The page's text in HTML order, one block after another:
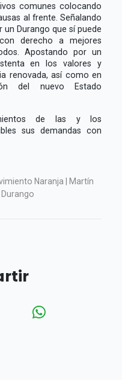
comunes colocando
al frente. Señalando
Durango que sí puede
derecho a mejores
Apostando por un
en los valores y
renovada, así como en
del nuevo Estado
de las y los
sus demandas con
Naranja | Martín